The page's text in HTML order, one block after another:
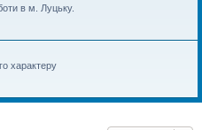
в м. Луцьку.
характеру